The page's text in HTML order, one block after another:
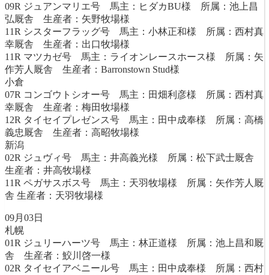
09R ジュアンマリエ号 馬主：ヒダカBU様 所属：池上昌
弘厩舎 生産者：矢野牧場様
11R シスターフラッグ号 馬主：小林正和様 所属：西村真
幸厩舎 生産者：出口牧場様
11R マツカゼ号 馬主：ライオンレースホース様 所属：矢
作芳人厩舎 生産者：Barronstown Stud様
小倉
07R コンゴウトシオー号 馬主：田畑利彦様 所属：西村真
幸厩舎 生産者：梅田牧場様
12R タイセイプレゼンス号 馬主：田中成奉様 所属：高橋
義忠厩舎 生産者：高昭牧場様
新潟
02R ジュヴィ号 馬主：井高義光様 所属：松下武士厩舎
生産者：井高牧場様
11R ペガサスボス号 馬主：天羽牧場様 所属：矢作芳人厩
舎 生産者：天羽牧場様
09月03日
札幌
01R ジュリーハーツ号 馬主：林正道様 所属：池上昌和厩
舎 生産者：鮫川啓一様
02R タイセイアベニール号 馬主：田中成奉様 所属：西村